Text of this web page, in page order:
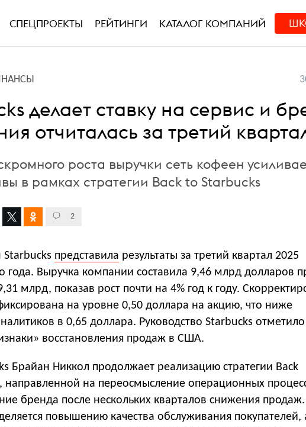
СПЕЦПРОЕКТЫ РЕЙТИНГИ КАТАЛОГ КОМПАНИЙ
делает ставку на сервис и
отчиталась за третий
роста выручки сеть кофеен
в рамках стратегии Back to Starbucks
2
Starbucks представила результаты за третий квартал 2025
года. Выручка компании составила 9,46 млрд долларов
млрд, показав рост почти на 4% год к году.
на уровне 0,50 доллара на акцию, что ниже
в 0,65 доллара. Руководство Starbucks отметило
восстановления продаж в США.
Брайан Никкол продолжает реализацию стратегии Back
направленной на переосмысление операционных
бренда после нескольких кварталов снижения
повышению качества обслуживания покупателей,